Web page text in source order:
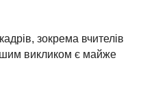
зокрема вчителів
викликом є майже